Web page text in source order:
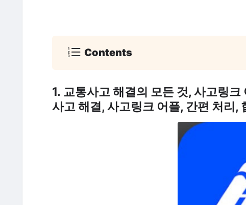
Contents
1. 교통사고 해결의 모든 것, 사고링
사고 해결, 사고링크 어플, 간편 처리,